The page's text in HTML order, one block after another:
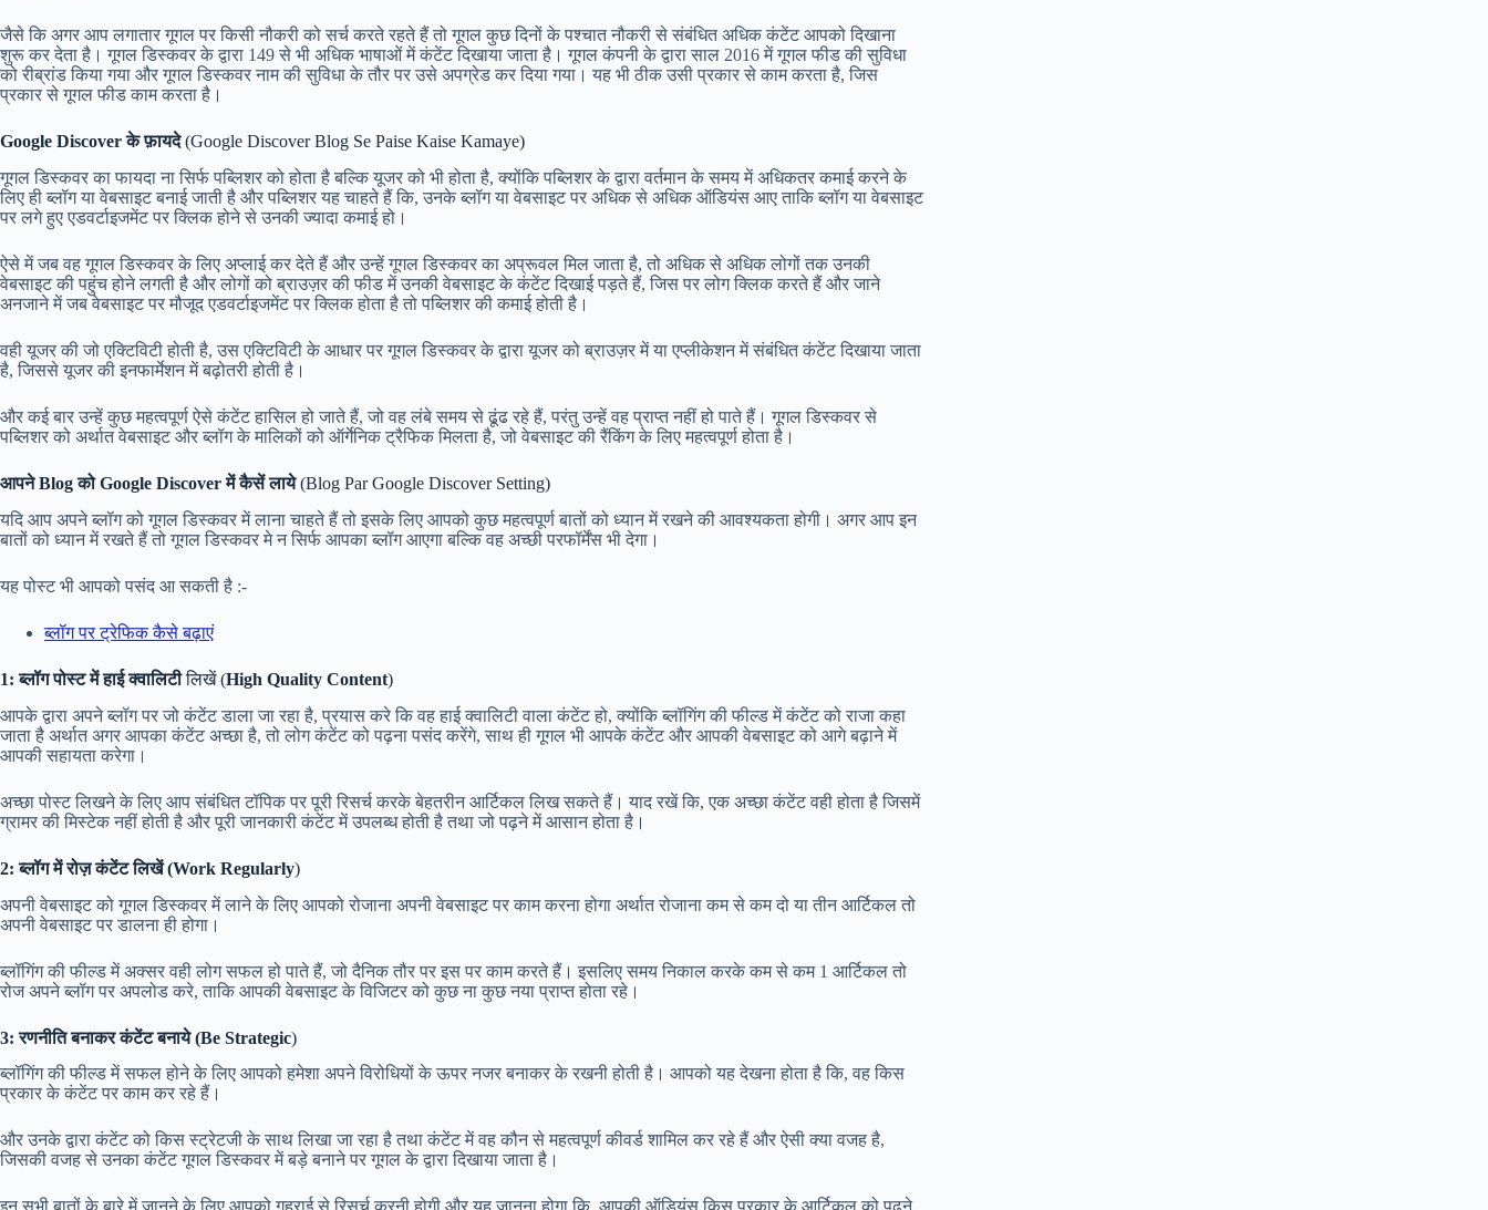
जैसे कि अगर आप लगातार गूगल पर किसी नौकरी को सर्च करते रहते हैं तो गूगल कुछ दिनों के पश्चात नौकरी से संबंधित अधिक कंटेंट आपको दिखाना
शुरू कर देता है। गूगल डिस्कवर के द्वारा 149 से भी अधिक भाषाओं में कंटेंट दिखाया जाता है। गूगल कंपनी के द्वारा साल 2016 में गूगल फीड की सुविधा
को रीब्रांड किया गया और गूगल डिस्कवर नाम की सुविधा के तौर पर उसे अपग्रेड कर दिया गया। यह भी ठीक उसी प्रकार से काम करता है, जिस
प्रकार से गूगल फीड काम करता है।
Google Discover के फ़ायदे(Google Discover Blog Se Paise Kaise Kamaye)
गूगल डिस्कवर का फायदा ना सिर्फ पब्लिशर को होता है बल्कि यूजर को भी होता है, क्योंकि पब्लिशर के द्वारा वर्तमान के समय में अधिकतर कमाई करने के
लिए ही ब्लॉग या वेबसाइट बनाई जाती है और पब्लिशर यह चाहते हैं कि, उनके ब्लॉग या वेबसाइट पर अधिक से अधिक ऑडियंस आए ताकि ब्लॉग या वेबसाइट
पर लगे हुए एडवर्टाइजमेंट पर क्लिक होने से उनकी ज्यादा कमाई हो।
ऐसे में जब वह गूगल डिस्कवर के लिए अप्लाई कर देते हैं और उन्हें गूगल डिस्कवर का अप्रूवल मिल जाता है, तो अधिक से अधिक लोगों तक उनकी
वेबसाइट की पहुंच होने लगती है और लोगों को ब्राउज़र की फीड में उनकी वेबसाइट के कंटेंट दिखाई पड़ते हैं, जिस पर लोग क्लिक करते हैं और जाने
अनजाने में जब वेबसाइट पर मौजूद एडवर्टाइजमेंट पर क्लिक होता है तो पब्लिशर की कमाई होती है।
वही यूजर की जो एक्टिविटी होती है, उस एक्टिविटी के आधार पर गूगल डिस्कवर के द्वारा यूजर को ब्राउज़र में या एप्लीकेशन में संबंधित कंटेंट दिखाया जाता
है, जिससे यूजर की इनफार्मेशन में बढ़ोतरी होती है।
और कई बार उन्हें कुछ महत्वपूर्ण ऐसे कंटेंट हासिल हो जाते हैं, जो वह लंबे समय से ढूंढ रहे हैं, परंतु उन्हें वह प्राप्त नहीं हो पाते हैं। गूगल डिस्कवर से
पब्लिशर को अर्थात वेबसाइट और ब्लॉग के मालिकों को ऑर्गेनिक ट्रैफिक मिलता है, जो वेबसाइट की रैंकिंग के लिए महत्वपूर्ण होता है।
आपने Blog को Google Discover में कैसें लाये(Blog Par Google Discover Setting)
यदि आप अपने ब्लॉग को गूगल डिस्कवर में लाना चाहते हैं तो इसके लिए आपको कुछ महत्वपूर्ण बातों को ध्यान में रखने की आवश्यकता होगी। अगर आप इन
बातों को ध्यान में रखते हैं तो गूगल डिस्कवर मे न सिर्फ आपका ब्लॉग आएगा बल्कि वह अच्छी परफॉर्मेंस भी देगा।
यह पोस्ट भी आपको पसंद आ सकती है :-
ब्लॉग पर ट्रेफिक कैसे बढ़ाएं
1: ब्लॉग पोस्ट में हाई क्वालिटीलिखें (High Quality Content)
आपके द्वारा अपने ब्लॉग पर जो कंटेंट डाला जा रहा है, प्रयास करे कि वह हाई क्वालिटी वाला कंटेंट हो, क्योंकि ब्लॉगिंग की फील्ड में कंटेंट को राजा कहा
जाता है अर्थात अगर आपका कंटेंट अच्छा है, तो लोग कंटेंट को पढ़ना पसंद करेंगे, साथ ही गूगल भी आपके कंटेंट और आपकी वेबसाइट को आगे बढ़ाने में
आपकी सहायता करेगा।
अच्छा पोस्ट लिखने के लिए आप संबंधित टॉपिक पर पूरी रिसर्च करके बेहतरीन आर्टिकल लिख सकते हैं। याद रखें कि, एक अच्छा कंटेंट वही होता है जिसमें
ग्रामर की मिस्टेक नहीं होती है और पूरी जानकारी कंटेंट में उपलब्ध होती है तथा जो पढ़ने में आसान होता है।
2: ब्लॉग में रोज़ कंटेंट लिखें (Work Regularly)
अपनी वेबसाइट को गूगल डिस्कवर में लाने के लिए आपको रोजाना अपनी वेबसाइट पर काम करना होगा अर्थात रोजाना कम से कम दो या तीन आर्टिकल तो
अपनी वेबसाइट पर डालना ही होगा।
ब्लॉगिंग की फील्ड में अक्सर वही लोग सफल हो पाते हैं, जो दैनिक तौर पर इस पर काम करते हैं। इसलिए समय निकाल करके कम से कम 1 आर्टिकल तो
रोज अपने ब्लॉग पर अपलोड करे, ताकि आपकी वेबसाइट के विजिटर को कुछ ना कुछ नया प्राप्त होता रहे।
3: रणनीति बनाकर कंटेंट बनाये (Be Strategic)
ब्लॉगिंग की फील्ड में सफल होने के लिए आपको हमेशा अपने विरोधियों के ऊपर नजर बनाकर के रखनी होती है। आपको यह देखना होता है कि, वह किस
प्रकार के कंटेंट पर काम कर रहे हैं।
और उनके द्वारा कंटेंट को किस स्ट्रेटजी के साथ लिखा जा रहा है तथा कंटेंट में वह कौन से महत्वपूर्ण कीवर्ड शामिल कर रहे हैं और ऐसी क्या वजह है,
जिसकी वजह से उनका कंटेंट गूगल डिस्कवर में बड़े बनाने पर गूगल के द्वारा दिखाया जाता है।